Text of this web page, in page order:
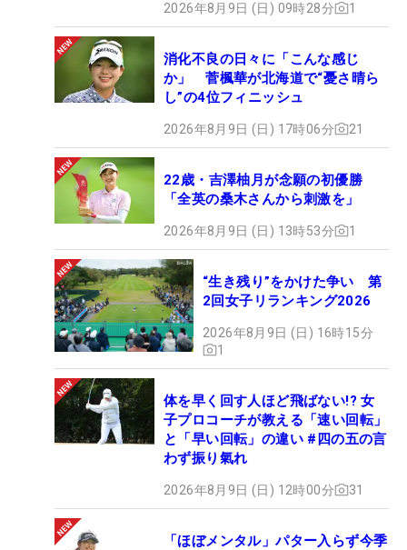
2026年8月9日 (日) 09時28分 1
消化不良の日々に「こんな感じ
か」 菅楓華が北海道で“憂さ晴ら
し”の4位フィニッシュ
2026年8月9日 (日) 17時06分 21
22歳・吉澤柚月が念願の初優勝
「全英の桑木さんから刺激を」
2026年8月9日 (日) 13時53分 1
“生き残り”をかけた争い 第
2回女子リランキング2026
2026年8月9日 (日) 16時15分
1
体を早く回す人ほど飛ばない!? 女
子プロコーチが教える「速い回転」
と「早い回転」の違い #四の五の言
わず振り氣れ
2026年8月9日 (日) 12時00分 31
「ほぼメンタル」パター入らず今季